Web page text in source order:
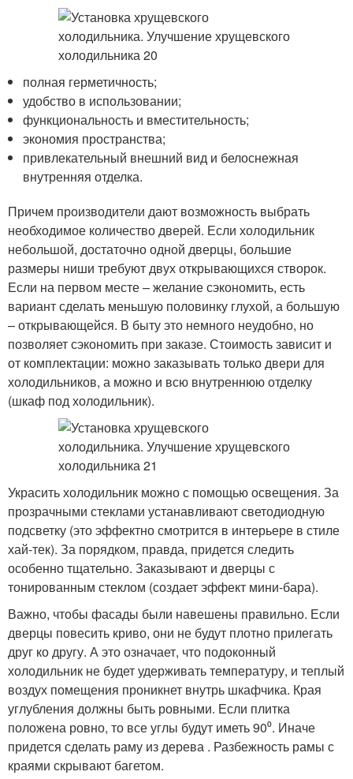
полная герметичность;
удобство в использовании;
функциональность и вместительность;
экономия пространства;
привлекательный внешний вид и белоснежная
внутренняя отделка.
Причем производители дают возможность выбрать
необходимое количество дверей. Если холодильник
небольшой, достаточно одной дверцы, большие
размеры ниши требуют двух открывающихся створок.
Если на первом месте – желание сэкономить, есть
вариант сделать меньшую половинку глухой, а большую
– открывающейся. В быту это немного неудобно, но
позволяет сэкономить при заказе. Стоимость зависит и
от комплектации: можно заказывать только двери для
холодильников, а можно и всю внутреннюю отделку
(шкаф под холодильник).
Украсить холодильник можно с помощью освещения. За
прозрачными стеклами устанавливают светодиодную
подсветку (это эффектно смотрится в интерьере в стиле
хай-тек). За порядком, правда, придется следить
особенно тщательно. Заказывают и дверцы с
тонированным стеклом (создает эффект мини-бара).
Важно, чтобы фасады были навешены правильно. Если
дверцы повесить криво, они не будут плотно прилегать
друг ко другу. А это означает, что подоконный
холодильник не будет удерживать температуру, и теплый
воздух помещения проникнет внутрь шкафчика. Края
углубления должны быть ровными. Если плитка
положена ровно, то все углы будут иметь 90⁰. Иначе
придется сделать раму из дерева . Разбежность рамы с
краями скрывают багетом.